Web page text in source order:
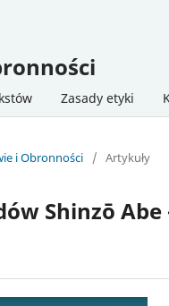
Zasady etyki
i Obronności / Artykuły
Shinzō Abe